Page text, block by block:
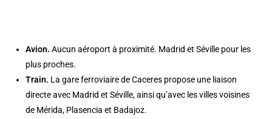
Avion. Aucun aéroport à proximité. Madrid et Séville pour les
plus proches.
Train. La gare ferroviaire de Caceres propose une liaison
directe avec Madrid et Séville, ainsi qu’avec les villes voisines
de Mérida, Plasencia et Badajoz.